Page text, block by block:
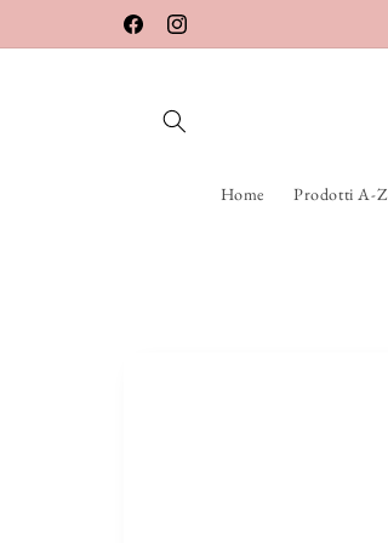
direttamente
ai contenuti
FacebookInstagram
Home Prodotti A-Z